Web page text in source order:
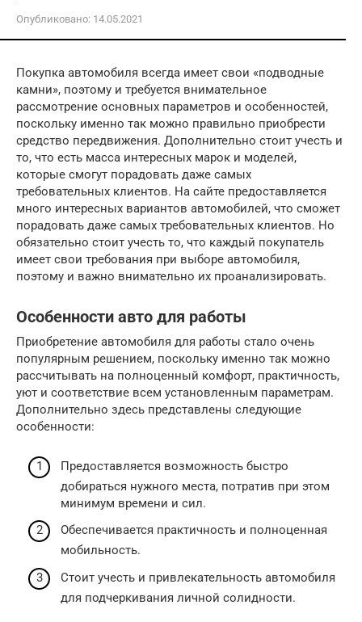
Опубликовано: 14.05.2021
Покупка автомобиля всегда имеет свои «подводные
камни», поэтому и требуется внимательное
рассмотрение основных параметров и особенностей,
поскольку именно так можно правильно приобрести
средство передвижения. Дополнительно стоит учесть и
то, что есть масса интересных марок и моделей,
которые смогут порадовать даже самых
требовательных клиентов. На сайте предоставляется
много интересных вариантов автомобилей, что сможет
порадовать даже самых требовательных клиентов. Но
обязательно стоит учесть то, что каждый покупатель
имеет свои требования при выборе автомобиля,
поэтому и важно внимательно их проанализировать.
Особенности авто для работы
Приобретение автомобиля для работы стало очень
популярным решением, поскольку именно так можно
рассчитывать на полноценный комфорт, практичность,
уют и соответствие всем установленным параметрам.
Дополнительно здесь представлены следующие
особенности:
Предоставляется возможность быстро
добираться нужного места, потратив при этом
минимум времени и сил.
Обеспечивается практичность и полноценная
мобильность.
Стоит учесть и привлекательность автомобиля
для подчеркивания личной солидности.